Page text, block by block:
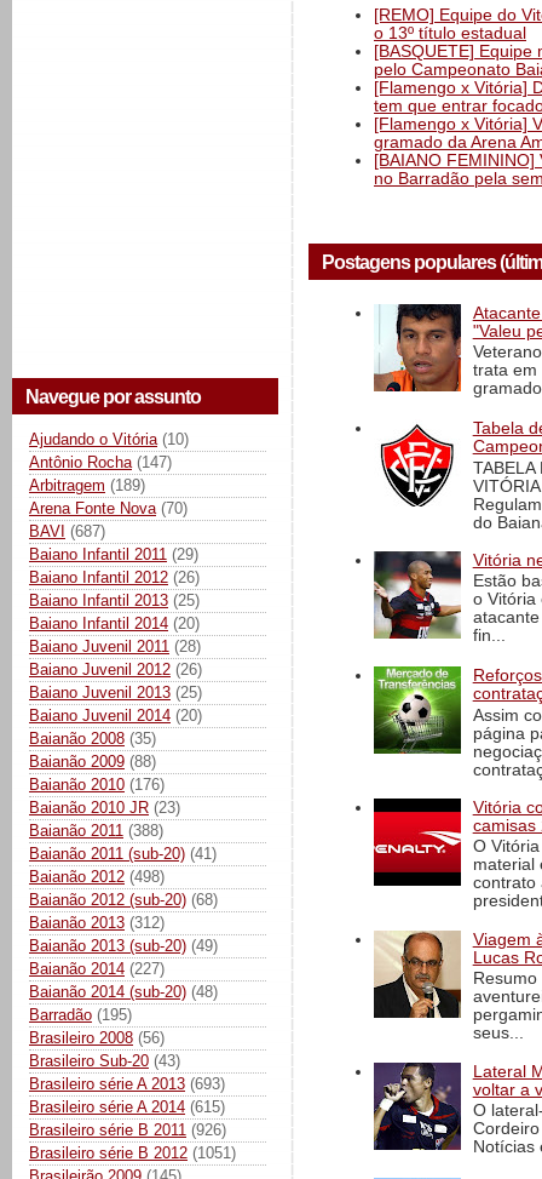
Navegue por assunto
Ajudando o Vitória (10)
Antônio Rocha (147)
Arbitragem (189)
Arena Fonte Nova (70)
BAVI (687)
Baiano Infantil 2011 (29)
Baiano Infantil 2012 (26)
Baiano Infantil 2013 (25)
Baiano Infantil 2014 (20)
Baiano Juvenil 2011 (28)
Baiano Juvenil 2012 (26)
Baiano Juvenil 2013 (25)
Baiano Juvenil 2014 (20)
Baianão 2008 (35)
Baianão 2009 (88)
Baianão 2010 (176)
Baianão 2010 JR (23)
Baianão 2011 (388)
Baianão 2011 (sub-20) (41)
Baianão 2012 (498)
Baianão 2012 (sub-20) (68)
Baianão 2013 (312)
Baianão 2013 (sub-20) (49)
Baianão 2014 (227)
Baianão 2014 (sub-20) (48)
Barradão (195)
Brasileiro 2008 (56)
Brasileiro Sub-20 (43)
Brasileiro série A 2013 (693)
Brasileiro série A 2014 (615)
Brasileiro série B 2011 (926)
Brasileiro série B 2012 (1051)
[REMO] Equipe do
o 13º título estadual
[BASQUETE]
pelo Campeonato
[Flamengo x Vitória]
tem que entrar
[Flamengo x Vitória]
gramado da Arena
[BAIANO
no Barradão pela
Postagens populares
"Valeu
trata em
Tabela
TABELA
do
Vitória
Estão
o Vitória
fin...
Assim
página
Vitória
camisas
O
material
contrato
Viagem
Lucas
seus...
Lateral
voltar a
O
Notícias